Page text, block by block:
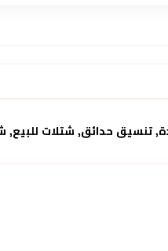
تنسيق حدائق, شتلات للبيع,